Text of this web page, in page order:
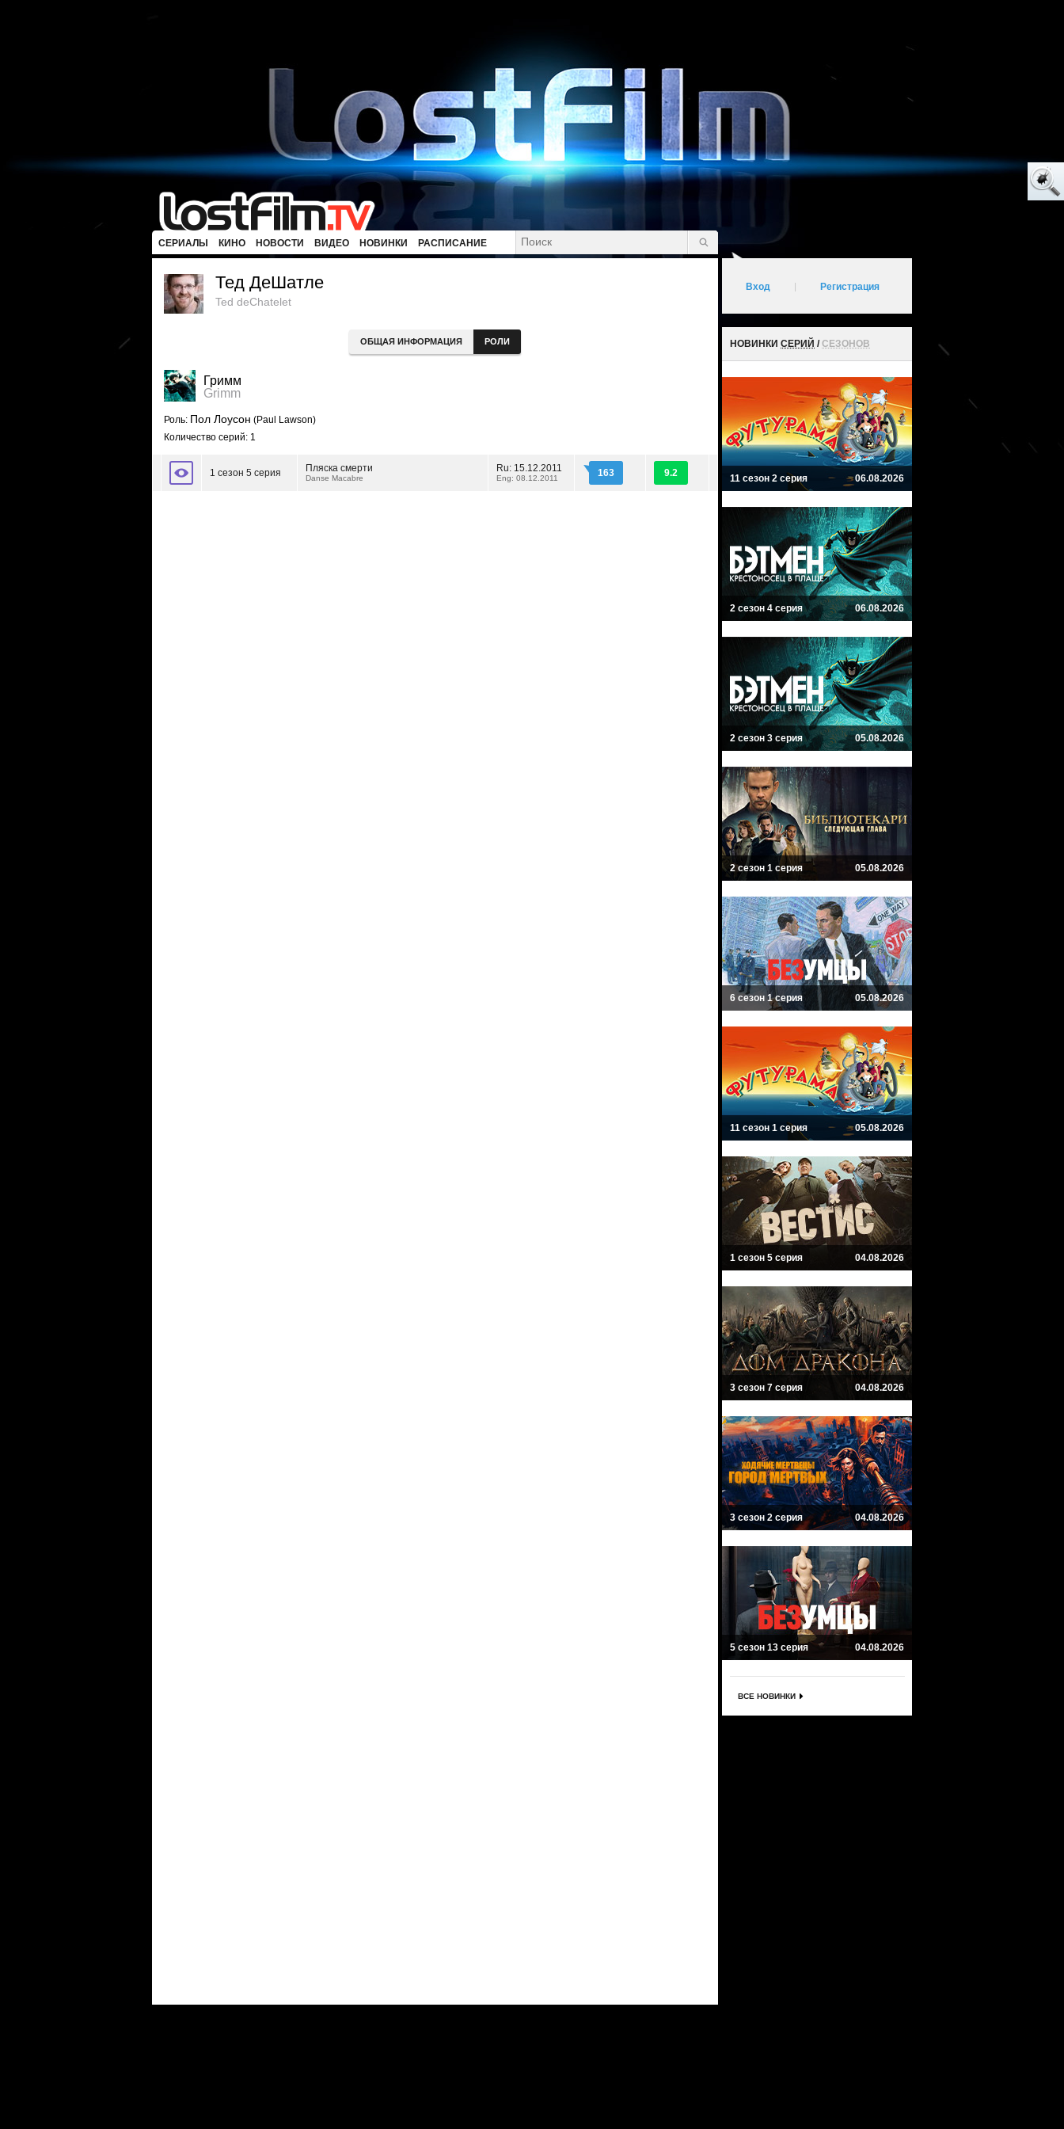
СЕРИАЛЫ КИНО НОВОСТИ ВИДЕО НОВИНКИ РАСПИСАНИЕ
Тед ДеШатле
Ted deChatelet
ОБЩАЯ ИНФОРМАЦИЯ РОЛИ
Гримм
Grimm
Роль: Пол Лоусон (Paul Lawson)
Количество серий: 1
1 сезон 5 серия Пляска смерти
Danse Macabre
Ru: 15.12.2011
Eng: 08.12.2011 163 9.2
Вход Регистрация
НОВИНКИ СЕРИЙ /СЕЗОНОВ
11 сезон 2 серия 06.08.2026
2 сезон 4 серия 06.08.2026
2 сезон 3 серия 05.08.2026
2 сезон 1 серия 05.08.2026
6 сезон 1 серия 05.08.2026
11 сезон 1 серия 05.08.2026
1 сезон 5 серия 04.08.2026
3 сезон 7 серия 04.08.2026
3 сезон 2 серия 04.08.2026
5 сезон 13 серия 04.08.2026
ВСЕ НОВИНКИ